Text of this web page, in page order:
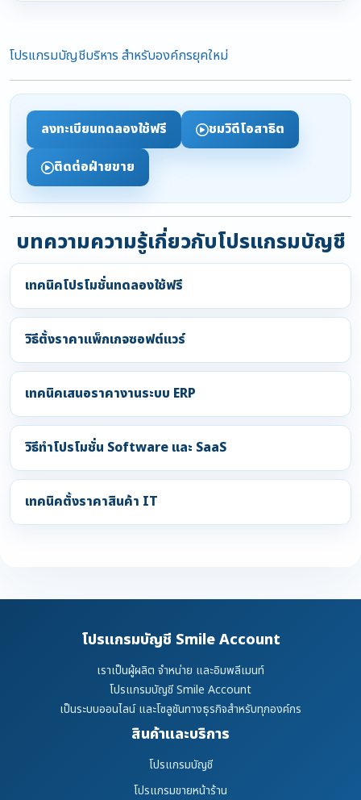
โปรแกรมบัญชีบริหาร สำหรับองค์กรยุคใหม่
ลงทะเบียนทดลองใช้ฟรี
ชมวิดีโอสาธิต
ติดต่อฝ่ายขาย
บทความความรู้เกี่ยวกับโปรแกรมบัญชี
เทคนิคโปรโมชั่นทดลองใช้ฟรี
วิธีตั้งราคาแพ็กเกจซอฟต์แวร์
เทคนิคเสนอราคางานระบบ ERP
วิธีทำโปรโมชั่น Software และ SaaS
เทคนิคตั้งราคาสินค้า IT
โปรแกรมบัญชี Smile Account
เราเป็นผู้ผลิต จำหน่าย และอิมพลีเมนท์
โปรแกรมบัญชี Smile Account
เป็นระบบออนไลน์ และโซลูชันทางธุรกิจสำหรับทุกองค์กร
สินค้าและบริการ
โปรแกรมบัญชี
โปรแกรมขายหน้าร้าน